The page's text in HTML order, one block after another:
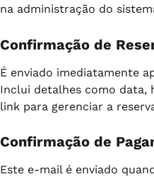
na administração do
Confirmação de
É enviado imediatamente
Inclui detalhes como data,
link para gerenciar a
Confirmação de
Este e-mail é enviado